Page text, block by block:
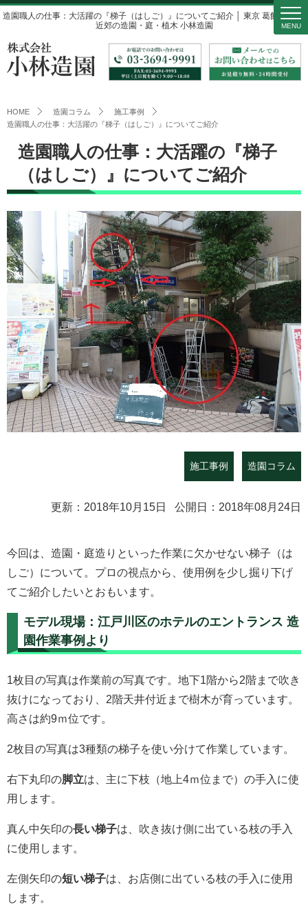
造園職人の仕事：大活躍の『梯子（はしご）』についてご紹介 │ 東京 葛飾区 都内
近郊の造園・庭・植木 小林造園
MENU
HOME 造園コラム
施工事例
造園職人の仕事：大活躍の『梯子（はしご）』についてご紹介
造園職人の仕事：大活躍の『梯子
（はしご）』についてご紹介
施工事例 造園コラム
更新：2018年10月15日 公開日：2018年08月24日
今回は、造園・庭造りといった作業に欠かせない梯子（は
しご）について。プロの視点から、使用例を少し掘り下げ
てご紹介したいとおもいます。
モデル現場：江戸川区のホテルのエントランス 造
園作業事例より
1枚目の写真は作業前の写真です。地下1階から2階まで吹き
抜けになっており、2階天井付近まで樹木が育っています。
高さは約9ｍ位です。
2枚目の写真は3種類の梯子を使い分けて作業しています。
右下丸印の脚立は、主に下枝（地上4ｍ位まで）の手入に使
用します。
真ん中矢印の長い梯子は、吹き抜け側に出ている枝の手入
に使用します。
左側矢印の短い梯子は、お店側に出ている枝の手入に使用
します。